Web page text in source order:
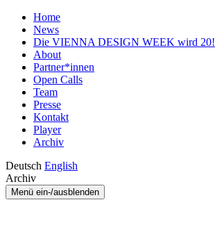
Home
News
Die VIENNA DESIGN WEEK wird 20!
About
Partner*innen
Open Calls
Team
Presse
Kontakt
Player
Archiv
Deutsch English
Archiv
Menü ein-/ausblenden